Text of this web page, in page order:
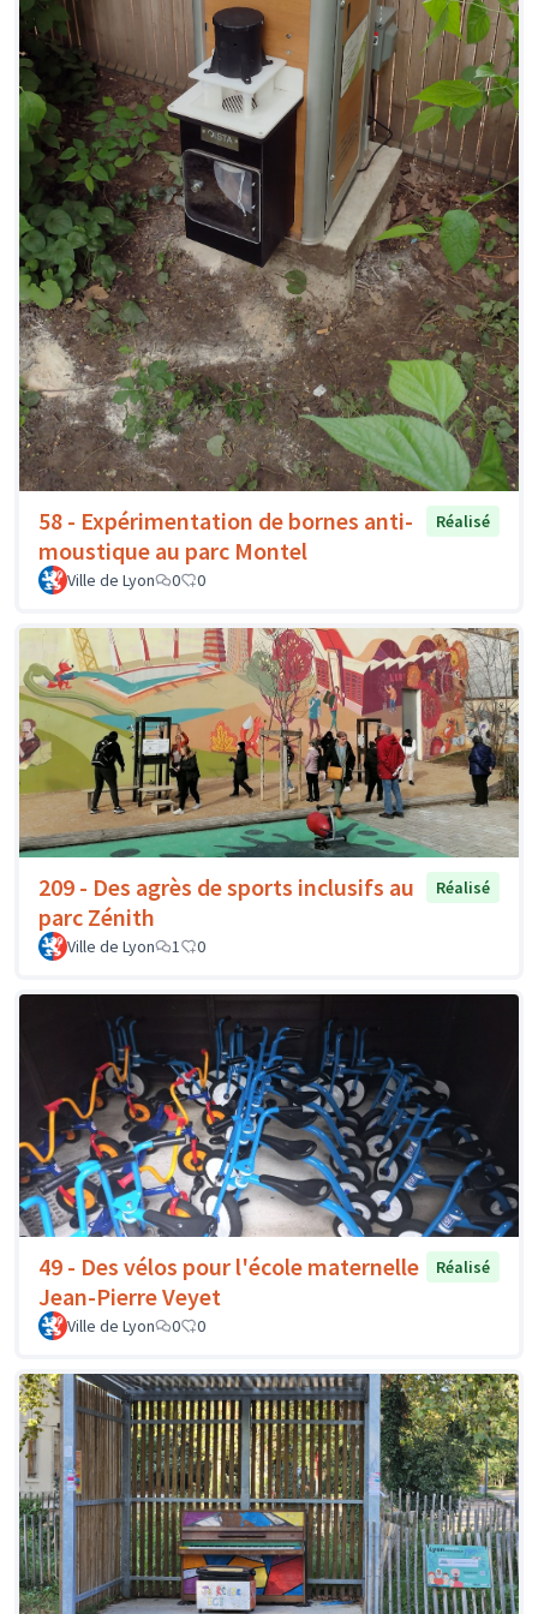
58 - Expérimentation de bornes anti-
moustique au parc Montel
Réalisé
Ville de Lyon 0 0
209 - Des agrès de sports inclusifs au
parc Zénith
Réalisé
Ville de Lyon 1 0
49 - Des vélos pour l'école maternelle
Jean-Pierre Veyet
Réalisé
Ville de Lyon 0 0